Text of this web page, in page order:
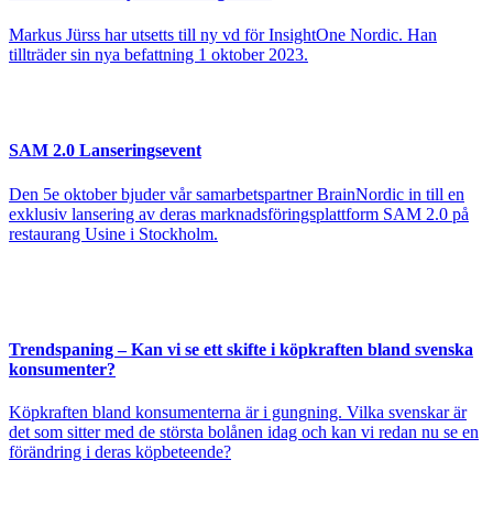
Markus Jürss har utsetts till ny vd för InsightOne Nordic. Han
tillträder sin nya befattning 1 oktober 2023.
SAM 2.0 Lanseringsevent
Den 5e oktober bjuder vår samarbetspartner BrainNordic in till en
exklusiv lansering av deras marknadsföringsplattform SAM 2.0 på
restaurang Usine i Stockholm.
Trendspaning – Kan vi se ett skifte i köpkraften bland svenska
konsumenter?
Köpkraften bland konsumenterna är i gungning. Vilka svenskar är
det som sitter med de största bolånen idag och kan vi redan nu se en
förändring i deras köpbeteende?